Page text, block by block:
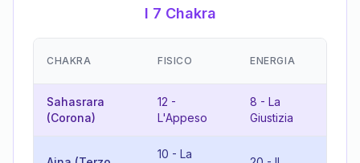
I 7 Chakra
CHAKRA FISICO ENERGIA
Sahasrara
(Corona)
12 -
L'Appeso
8 - La
Giustizia
10 - La